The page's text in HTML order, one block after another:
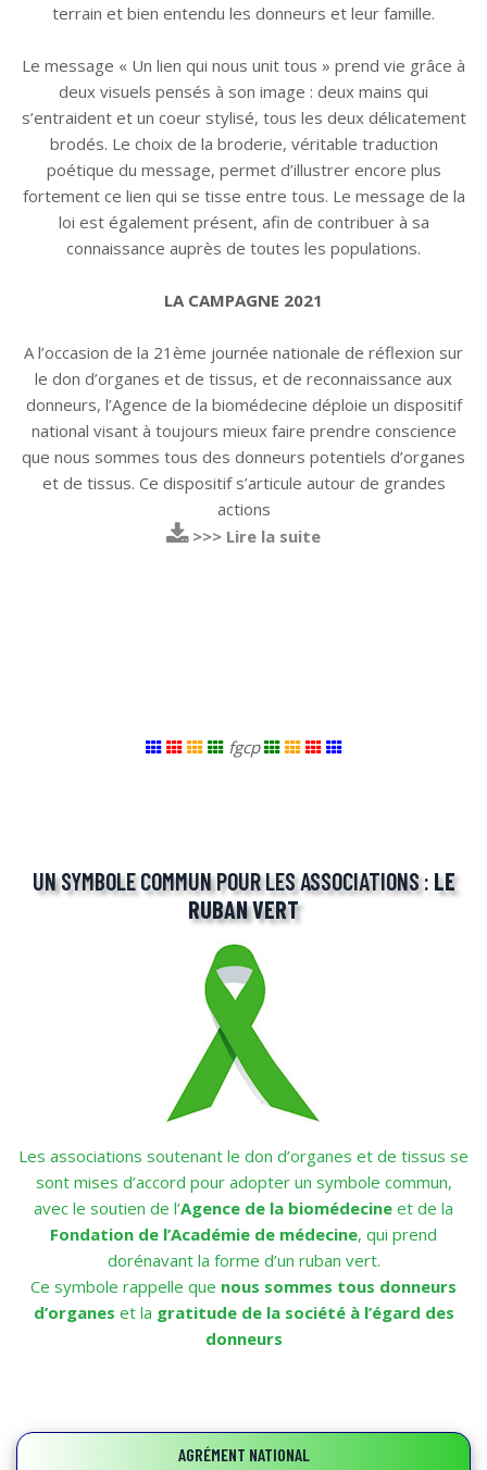
terrain et bien entendu les donneurs et leur famille.
Le message « Un lien qui nous unit tous » prend vie grâce à
deux visuels pensés à son image : deux mains qui
s’entraident et un coeur stylisé, tous les deux délicatement
brodés. Le choix de la broderie, véritable traduction
poétique du message, permet d’illustrer encore plus
fortement ce lien qui se tisse entre tous. Le message de la
loi est également présent, afin de contribuer à sa
connaissance auprès de toutes les populations.
LA CAMPAGNE 2021
A l’occasion de la 21ème journée nationale de réflexion sur
le don d’organes et de tissus, et de reconnaissance aux
donneurs, l’Agence de la biomédecine déploie un dispositif
national visant à toujours mieux faire prendre conscience
que nous sommes tous des donneurs potentiels d’organes
et de tissus. Ce dispositif s’articule autour de grandes
actions
>>> Lire la suite
fgcp
UN SYMBOLE COMMUN POUR LES ASSOCIATIONS : LE
RUBAN VERT
Les associations soutenant le don d’organes et de tissus se
sont mises d’accord pour adopter un symbole commun,
avec le soutien de l’Agence de la biomédecine et de la
Fondation de l’Académie de médecine, qui prend
dorénavant la forme d’un ruban vert.
Ce symbole rappelle que nous sommes tous donneurs
d’organes et la gratitude de la société à l’égard des
donneurs
AGRÉMENT NATIONAL